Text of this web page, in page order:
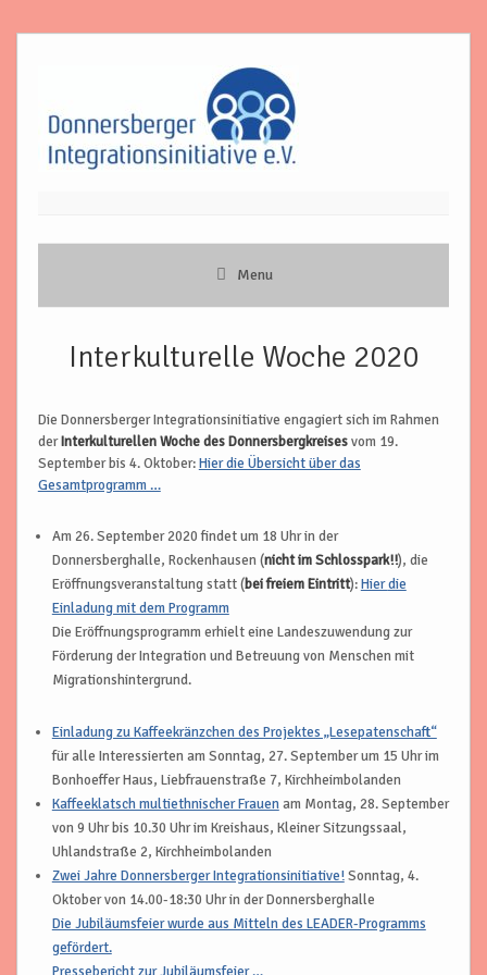
Menu
Interkulturelle Woche 2020
Die Donnersberger Integrationsinitiative engagiert sich im Rahmen
derInterkulturellen Woche des Donnersbergkreisesvom 19.
September bis 4. Oktober:Hier die Übersicht über das
Gesamtprogramm …
Am 26. September 2020 findet um 18 Uhr in der
Donnersberghalle, Rockenhausen (nicht im Schlosspark!!), die
Eröffnungsveranstaltung statt (bei freiem Eintritt):Hier die
Einladung mit dem Programm
Die Eröffnungsprogramm erhielt eine Landeszuwendung zur
Förderung der Integration und Betreuung von Menschen mit
Migrationshintergrund.
Einladung zu Kaffeekränzchen des Projektes „Lesepatenschaft“
für alle Interessierten am Sonntag, 27. September um 15 Uhr im
Bonhoeffer Haus, Liebfrauenstraße 7, Kirchheimbolanden
Kaffeeklatsch multiethnischer Frauenam Montag, 28. September
von 9 Uhr bis 10.30 Uhr im Kreishaus, Kleiner Sitzungssaal,
Uhlandstraße 2, Kirchheimbolanden
Zwei Jahre Donnersberger Integrationsinitiative!Sonntag, 4.
Oktober von 14.00-18:30 Uhr in der Donnersberghalle
Die Jubiläumsfeier wurde aus Mitteln des LEADER-Programms
gefördert.